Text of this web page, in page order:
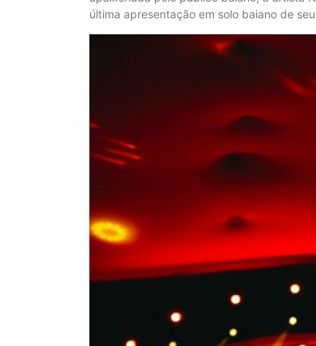
última apresentação em solo baiano de